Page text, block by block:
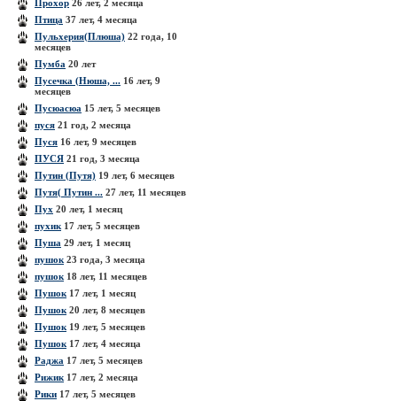
Прохор 26 лет, 2 месяца
Птица 37 лет, 4 месяца
Пульхерия(Плюша) 22 года, 10
месяцев
Пумба 20 лет
Пусечка (Нюша, ... 16 лет, 9
месяцев
Пусюасюа 15 лет, 5 месяцев
пуся 21 год, 2 месяца
Пуся 16 лет, 9 месяцев
ПУСЯ 21 год, 3 месяца
Путин (Путя) 19 лет, 6 месяцев
Путя( Путин ... 27 лет, 11 месяцев
Пух 20 лет, 1 месяц
пухик 17 лет, 5 месяцев
Пуша 29 лет, 1 месяц
пушок 23 года, 3 месяца
пушок 18 лет, 11 месяцев
Пушок 17 лет, 1 месяц
Пушок 20 лет, 8 месяцев
Пушок 19 лет, 5 месяцев
Пушок 17 лет, 4 месяца
Раджа 17 лет, 5 месяцев
Рижик 17 лет, 2 месяца
Рики 17 лет, 5 месяцев